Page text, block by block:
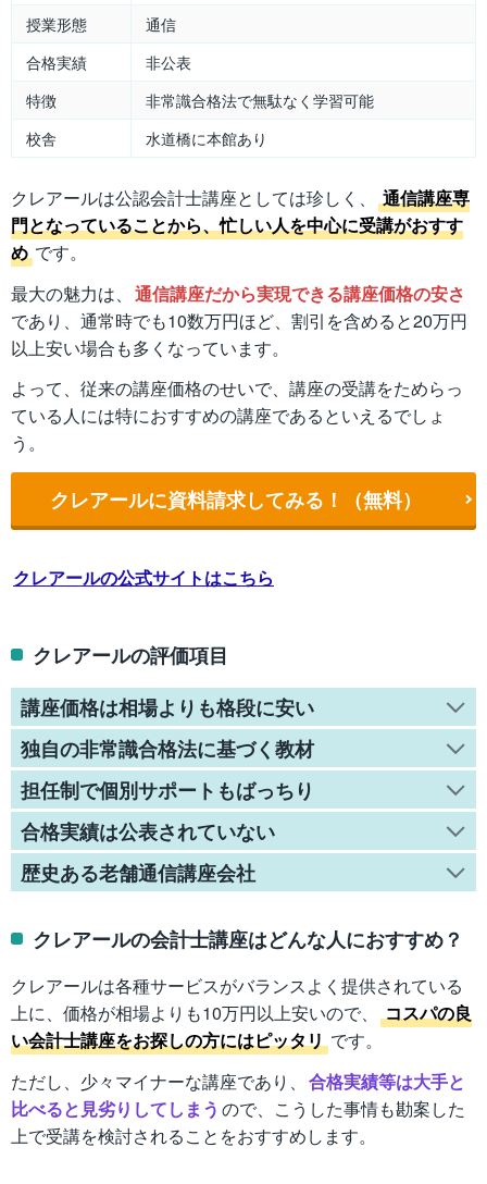
授業形態
通信
合格実績
非公表
特徴
非常識合格法で無駄なく学習可能
校舎
水道橋に本館あり
クレアールは公認会計士講座としては珍しく、
通信講座専
門となっていることから、忙しい人を中心に受講がおすす
め です。
最大の魅力は、 通信講座だから実現できる講座価格の安さ
であり、通常時でも10数万円ほど、割引を含めると20万円
以上安い場合も多くなっています。
よって、従来の講座価格のせいで、講座の受講をためらっ
ている人には特におすすめの講座であるといえるでしょ
う。
クレアールに資料請求してみる！（無料）
クレアールの公式サイトはこちら
クレアールの評価項目
講座価格は相場よりも格段に安い
独自の非常識合格法に基づく教材
担任制で個別サポートもばっちり
合格実績は公表されていない
歴史ある老舗通信講座会社
クレアールの会計士講座はどんな人におすすめ？
クレアールは各種サービスがバランスよく提供されている
上に、価格が相場よりも10万円以上安いので、
コスパの良
い会計士講座をお探しの方にはピッタリ です。
ただし、少々マイナーな講座であり、 合格実績等は大手と
比べると見劣りしてしまう ので、こうした事情も勘案した
上で受講を検討されることをおすすめします。